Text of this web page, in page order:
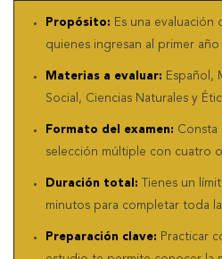
Propósito: Es una
quienes ingresan al primer
Materias a evaluar: Español,
Social, Ciencias Naturales y
Formato del examen: Consta
selección múltiple con cuatro
Duración total: Tienes un
minutos para completar toda
Preparación clave: Practicar